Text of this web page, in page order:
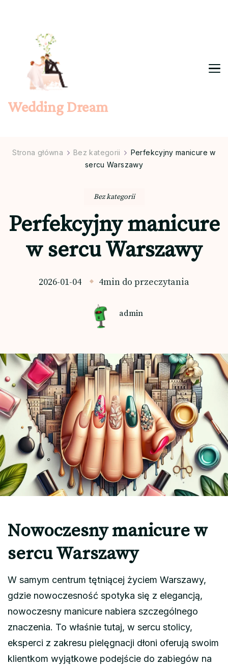
Wedding Dream
Strona główna Bez kategorii
Perfekcyjny manicure w
sercu Warszawy
Bez kategorii
Perfekcyjny manicure
w sercu Warszawy
2026-01-04 4min do przeczytania
admin
Nowoczesny manicure w
sercu Warszawy
W samym centrum tętniącej życiem Warszawy,
gdzie nowoczesność spotyka się z elegancją,
nowoczesny manicure nabiera szczególnego
znaczenia. To właśnie tutaj, w sercu stolicy,
eksperci z zakresu pielęgnacji dłoni oferują swoim
klientkom wyjątkowe podejście do zabiegów na